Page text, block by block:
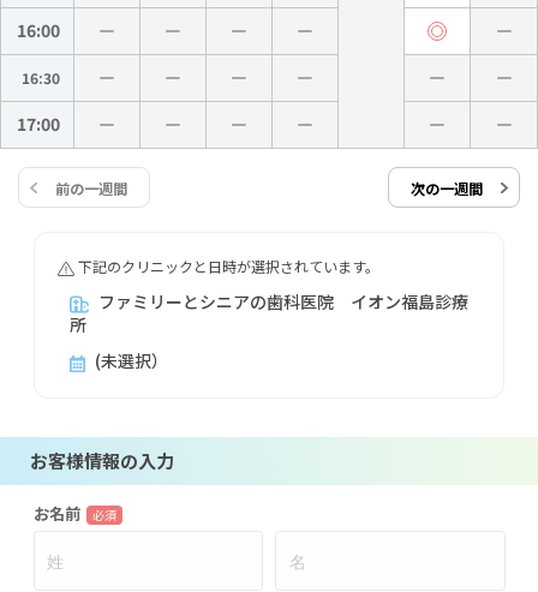
16:00
16:30
17:00
前の一週間 次の一週間
下記のクリニックと日時が選択されています。
ファミリーとシニアの歯科医院 イオン福島診療
所
(未選択）
お客様情報の入力
お名前 必須